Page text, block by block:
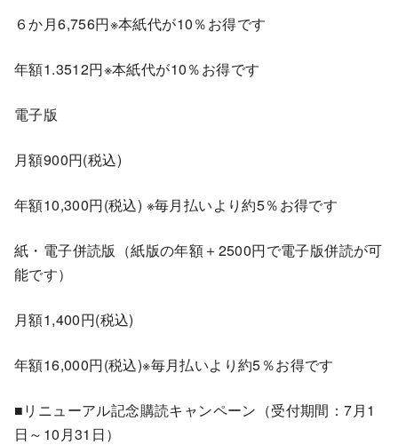
６か月6,756円※本紙代が10％お得です
年額1.3512円※本紙代が10％お得です
電子版
月額900円(税込)
年額10,300円(税込) ※毎月払いより約5％お得です
紙・電子併読版（紙版の年額＋2500円で電子版併読が可
能です）
月額1,400円(税込)
年額16,000円(税込)※毎月払いより約5％お得です
■リニューアル記念購読キャンペーン（受付期間：7月1
日～10月31日）